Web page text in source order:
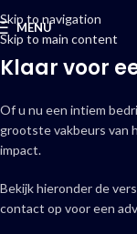
Skip to navigation
Skip to main content
MENU
Klaar voor
Of u nu een intiem
grootste vakbeurs van
impact.
Bekijk hieronder de
contact op voor een